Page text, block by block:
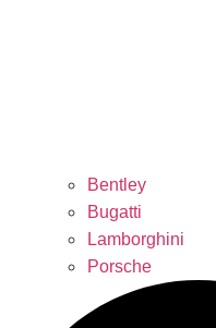
Bentley
Bugatti
Lamborghini
Porsche